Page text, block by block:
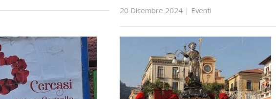
20 Dicembre 2024| Eventi